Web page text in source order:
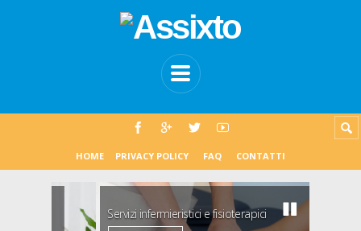
HOME PRIVACY POLICY FAQ CONTATTI
Servizi infermieristici e fisioterapici